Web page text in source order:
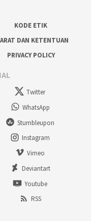
KODE ETIK
DAN KETENTUAN
PRIVACY POLICY
Twitter
WhatsApp
Stumbleupon
Instagram
Vimeo
Deviantart
Youtube
RSS